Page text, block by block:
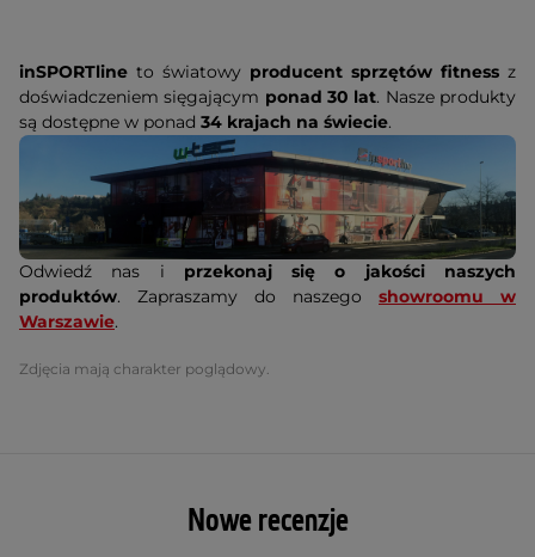
inSPORTline to światowy producent sprzętów fitness z
doświadczeniem sięgającym ponad 30 lat. Nasze produkty
są dostępne w ponad 34 krajach na świecie.
Odwiedź nas i przekonaj się o jakości naszych
produktów. Zapraszamy do naszego showroomu w
Warszawie.
Zdjęcia mają charakter poglądowy.
Nowe recenzje